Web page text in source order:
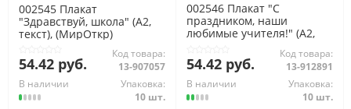
002545 Плакат
"Здравствуй, школа" (А2,
текст), (МирОткр)
54.42 руб.
Код товара:
13-907057
В наличии
Упаковка:
10 шт.
002546 Плакат "С
праздником, наши
любимые учителя!" (А2,
54.42 руб.
Код товара:
13-912891
В наличии
Упаковка:
10 шт.